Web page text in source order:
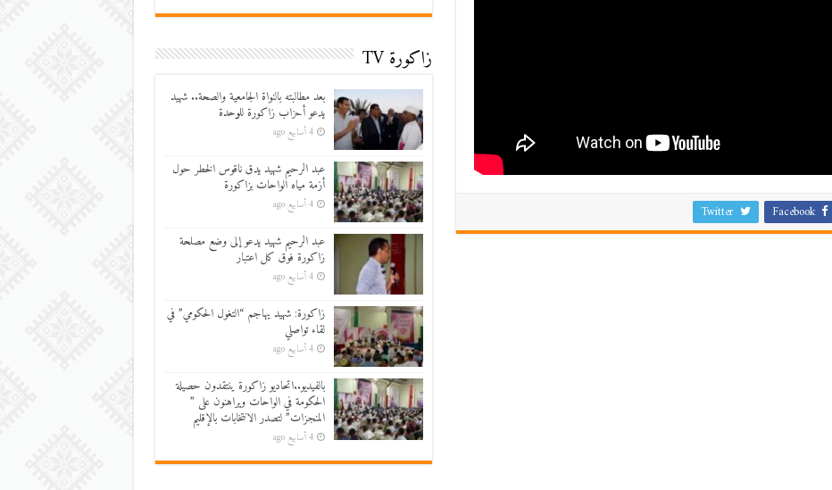
Facebook
Twitter
زاكورة TV
بعد مطالبته بالنواة الجامعية والصحة.. شهيد
يدعو أحزاب زاكورة للوحدة
4 أسابيع ago
عبد الرحيم شهيد يدق ناقوس الخطر حول
أزمة مياه الواحات بزاكورة
4 أسابيع ago
عبد الرحيم شهيد يدعو إلى وضع مصلحة
زاكورة فوق كل اعتبار
4 أسابيع ago
زاكورة: شهيد يهاجم “التغول الحكومي” في
لقاء تواصلي
4 أسابيع ago
بالفيديو..اتحاديو زاكورة ينتقدون حصيلة
الحكومة في الواحات ويراهنون على ”
المنجزات” لتصدر الانتخابات بالإقليم
4 أسابيع ago